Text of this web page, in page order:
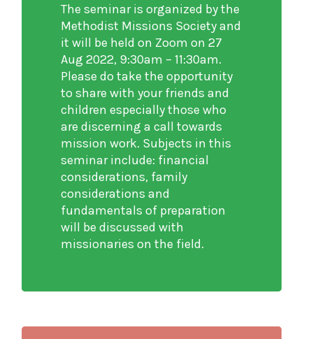
The seminar is organized by the
Methodist Missions Society and
it will be held on Zoom on 27
Aug 2022, 9:30am – 11:30am.
Please do take the opportunity
to share with your friends and
children especially those who
are discerning a call towards
mission work. Subjects in this
seminar include: financial
considerations, family
considerations and
fundamentals of preparation
will be discussed with
missionaries on the field.